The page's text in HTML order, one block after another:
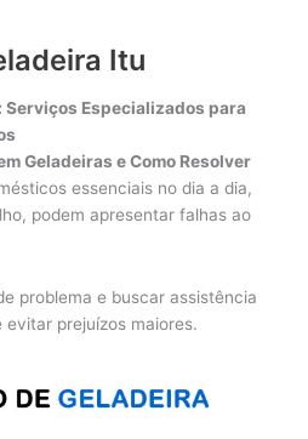
Itu
Especializados para
Geladeiras e Como Resolver
essenciais no dia a dia,
podem apresentar falhas ao
problema e buscar assistência
prejuízos maiores.